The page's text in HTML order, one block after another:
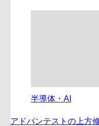
半導体・AI
アドバンテストの上方